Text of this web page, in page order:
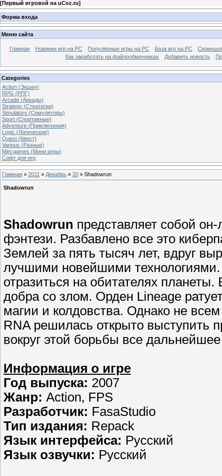
[Первый игровой на uCoz.ru]
Форма входа
Меню сайта
Главная Новинки игр на PC Популярные игры на PC База игр на РС
Как заработать на файлообменниках
Добавить новость
Categories
Action (Экшен)
RPG (РПГ)
Arcade (Аркады)
Strategy (Стратегии)
Simulators (Симуляторы)
Sport (Спортивные)
Adventure (Приключения)
Logic (Логические)
Quest (Квест)
Various (Разные)
Mini games (Мини игры)
Софт для игр
Главная » 2011 » Декабрь » 20 » Shadowrun
Shadowrun
Shadowrun представляет собой
фэнтези. Разбавлено все это
Землей за пять тысяч лет, вдруг
лучшими новейшими технологиями.
отразиться на обитателях
добра со злом. Орден Lineage
магии и колдовства. Однако не
RNA решилась открыто выступить
вокруг этой борьбы все
Информация о игре
Год выпуска: 2007
Жанр: Action, FPS
Разработчик: FasaStudio
Тип издания: Repack
Язык интерфейса: Русский
Язык озвучки: Русский